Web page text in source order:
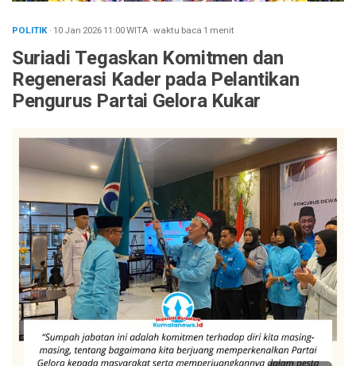
POLITIK· 10 Jan 202611:00WITA·waktu baca 1 menit
Suriadi Tegaskan Komitmen dan
Regenerasi Kader pada Pelantikan
Pengurus Partai Gelora Kukar